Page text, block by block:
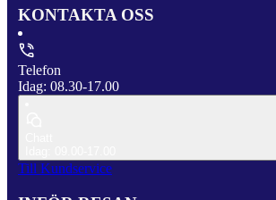
KONTAKTA OSS
Telefon
Idag: 08.30-17.00
Till Kundservice